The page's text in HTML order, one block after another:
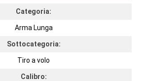
Categoria:
Arma Lunga
Sottocategoria:
Tiro a volo
Calibro: